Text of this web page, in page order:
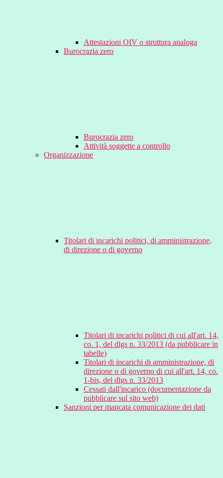
Attestazioni OIV o struttura analoga
Burocrazia zero
Burocrazia zero
Attività soggette a controllo
Organizzazione
Titolari di incarichi politici, di amministrazione,
di direzione o di governo
Titolari di incarichi politici di cui all'art. 14,
co. 1, del dlgs n. 33/2013 (da pubblicare in
tabelle)
Titolari di incarichi di amministrazione, di
direzione o di governo di cui all'art. 14, co.
1-bis, del dlgs n. 33/2013
Cessati dall'incarico (documentazione da
pubblicare sul sito web)
Sanzioni per mancata comunicazione dei dati